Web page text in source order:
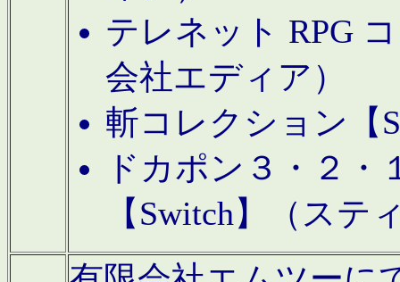
テレネット RPG
会社エディア）
斬コレクション【
ドカポン３・２
【Switch】（ステ